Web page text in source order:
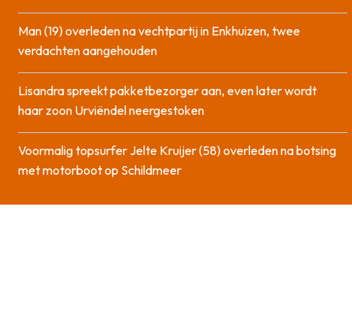
Man (19) overleden na vechtpartij in Enkhuizen, twee
verdachten aangehouden
Lisandra spreekt pakketbezorger aan, even later wordt
haar zoon Urviëndel neergestoken
Voormalig topsurfer Jelte Kruijer (58) overleden na botsing
met motorboot op Schildmeer